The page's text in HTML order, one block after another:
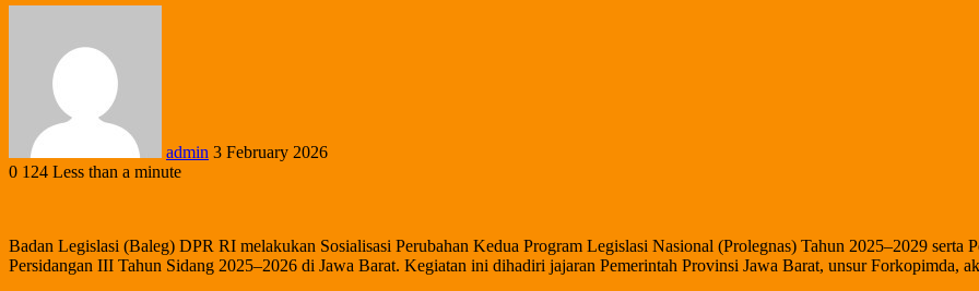
admin 3 February 2026
0 124 Less than a minute
Badan Legislasi (Baleg) DPR RI melakukan Sosialisasi Perubahan Kedua Program Legislasi Nasional (Prolegnas) Tahun 2025–2029 serta
Persidangan III Tahun Sidang 2025–2026 di Jawa Barat. Kegiatan ini dihadiri jajaran Pemerintah Provinsi Jawa Barat, unsur Forkopimda,